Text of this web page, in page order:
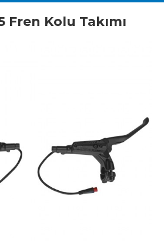
Fren Kolu Takımı